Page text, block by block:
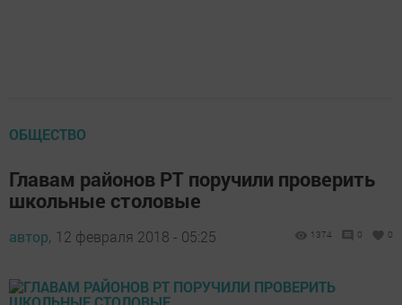
ОБЩЕСТВО
Главам районов РТ поручили проверить
школьные столовые
автор, 12 февраля 2018 - 05:25 1374 0 0